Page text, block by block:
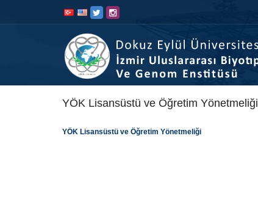
YÖK Lisansüstü ve Öğretim Yönetmeliği
YÖK Lisansüstü ve Öğretim Yönetmeliği